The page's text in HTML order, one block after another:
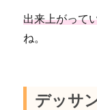
出来上がって
ね。
デッサ